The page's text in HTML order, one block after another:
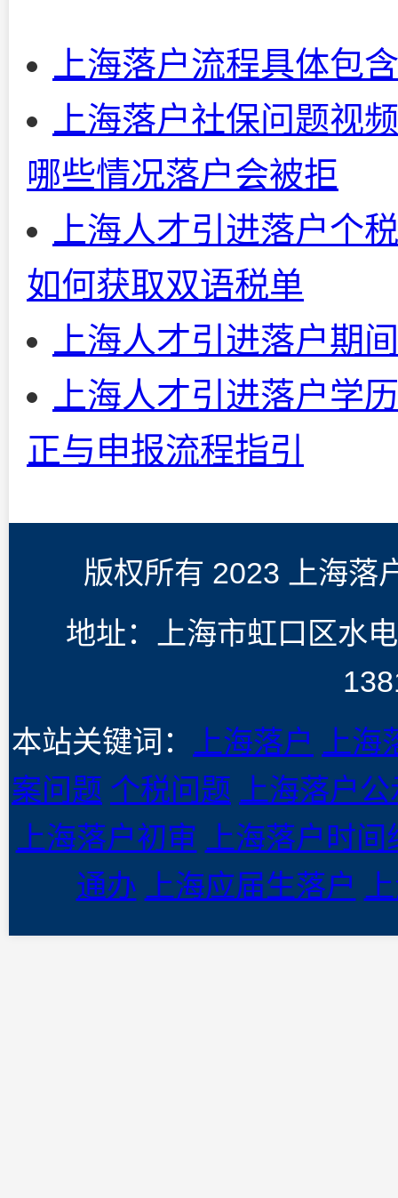
上海落户流程具体包
上海落户社保问题视
哪些情况落户会被拒
上海人才引进落户个
如何获取双语税单
上海人才引进落户期
上海人才引进落户学
正与申报流程指引
版权所有 2023 上海落
地址：上海市虹口区水
本站关键词：
上海落户
上
案问题 个税问题
上海落户
上海落户初审
上海落户时间
通办
上海应届生落户